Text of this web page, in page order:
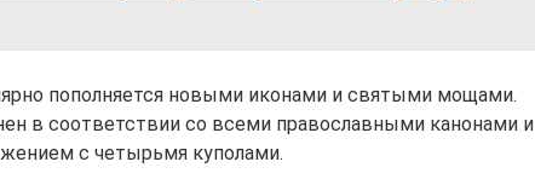
пополняется новыми иконами и святыми мощами.
в соответствии со всеми православными канонами и
с четырьмя куполами.